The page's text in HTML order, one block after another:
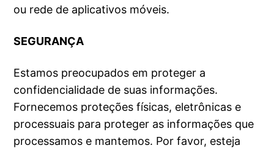
ou rede de aplicativos móveis.
SEGURANÇA
Estamos preocupados em proteger a
confidencialidade de suas informações.
Fornecemos proteções físicas, eletrônicas e
processuais para proteger as informações que
processamos e mantemos. Por favor, esteja